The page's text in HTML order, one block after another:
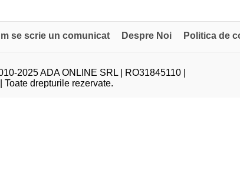
se scrie un comunicat Despre Noi Politica de
2025 ADA ONLINE SRL | RO31845110 |
Toate drepturile rezervate.